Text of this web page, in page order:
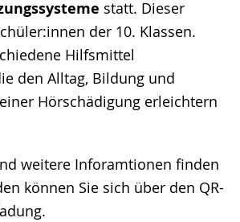
statt. Dieser
der 10. Klassen.
Hilfsmittel
den Alltag, Bildung und
Hörschädigung erleichtern
weitere Inforamtionen finden
können Sie sich über den QR-